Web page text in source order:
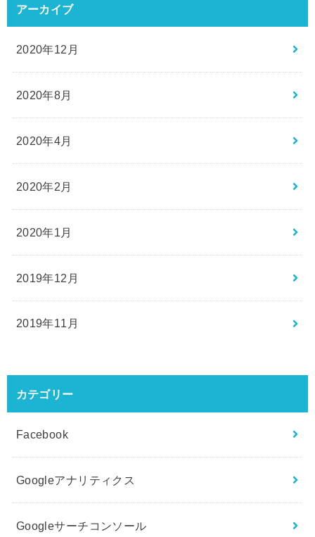
アーカイブ
2020年12月
2020年8月
2020年4月
2020年2月
2020年1月
2019年12月
2019年11月
カテゴリー
Facebook
Googleアナリティクス
Googleサーチコンソール